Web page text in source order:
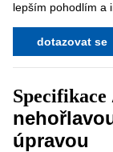
lepším pohodlím a
dotazovat se
Specifikace
úpravou